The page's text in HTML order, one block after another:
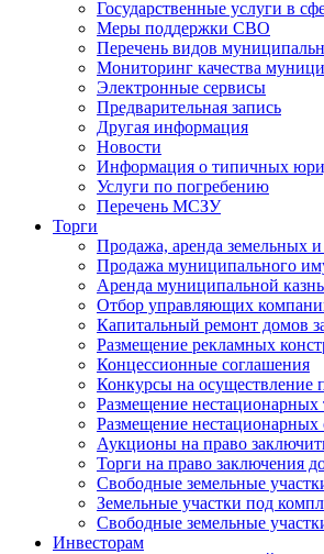
Государственные услуги в
Меры поддержки СВО
Перечень видов
Мониторинг качества
Электронные сервисы
Предварительная запись
Другая информация
Новости
Информация о типичных
Услуги по погребению
Перечень МСЗУ
Торги
Продажа, аренда земельных и
Продажа муниципального
Аренда муниципальной
Отбор управляющих
Капитальный ремонт домов
Размещение рекламных
Концессионные соглашения
Конкурсы на
Размещение нестационарных
Размещение нестационарных
Аукционы на право
Торги на право заключения
Свободные земельные
Земельные участки под
Свободные земельные
Инвесторам